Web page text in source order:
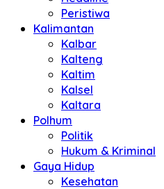
Peristiwa
Kalimantan
Kalbar
Kalteng
Kaltim
Kalsel
Kaltara
Polhum
Politik
Hukum & Kriminal
Gaya Hidup
Kesehatan